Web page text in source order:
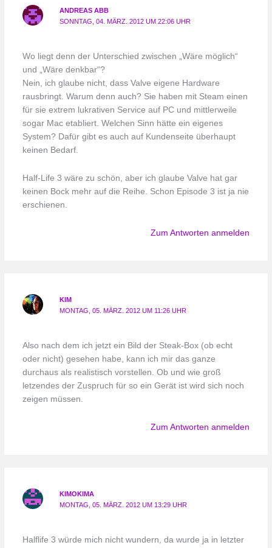
ANDREAS ABB
SONNTAG, 04. MÄRZ. 2012 UM 22:06 UHR
Wo liegt denn der Unterschied zwischen „Wäre möglich“
und „Wäre denkbar“?
Nein, ich glaube nicht, dass Valve eigene Hardware
rausbringt. Warum denn auch? Sie haben mit Steam einen
für sie extrem lukrativen Service auf PC und mittlerweile
sogar Mac etabliert. Welchen Sinn hätte ein eigenes
System? Dafür gibt es auch auf Kundenseite überhaupt
keinen Bedarf.
Half-Life 3 wäre zu schön, aber ich glaube Valve hat gar
keinen Bock mehr auf die Reihe. Schon Episode 3 ist ja nie
erschienen.
Zum Antworten anmelden
KIM
MONTAG, 05. MÄRZ. 2012 UM 11:26 UHR
Also nach dem ich jetzt ein Bild der Steak-Box (ob echt
oder nicht) gesehen habe, kann ich mir das ganze
durchaus als realistisch vorstellen. Ob und wie groß
letzendes der Zuspruch für so ein Gerät ist wird sich noch
zeigen müssen.
Zum Antworten anmelden
KIMOKIMA
MONTAG, 05. MÄRZ. 2012 UM 13:29 UHR
Halflife 3 würde mich nicht wundern, da wurde ja in letzter